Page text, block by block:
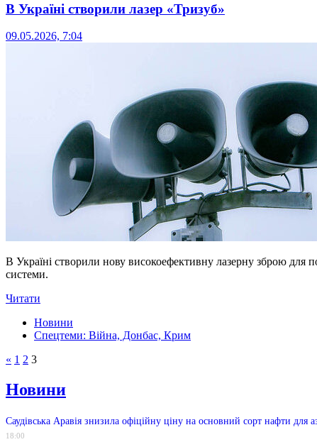
В Україні створили лазер «Тризуб»
09.05.2026, 7:04
В Україні створили нову високоефективну лазерну зброю для
системи.
Читати
Новини
Спецтеми: Війна, Донбас, Крим
« 1 2 3
Новини
Саудівська Аравія знизила офіційну ціну на основний сорт нафти для
18:00